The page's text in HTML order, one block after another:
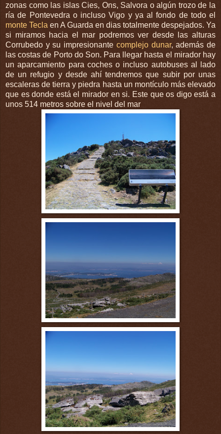
zonas como las islas Cies, Ons, Salvora o algún trozo de la
ría de Pontevedra o incluso Vigo y ya al fondo de todo el
monte Tecla en A Guarda en dias totalmente despejados. Ya
si miramos hacia el mar podremos ver desde las alturas
Corrubedo y su impresionante complejo dunar, además de
las costas de Porto do Son. Para llegar hasta el mirador hay
un aparcamiento para coches o incluso autobuses al lado
de un refugio y desde ahí tendremos que subir por unas
escaleras de tierra y piedra hasta un montículo más elevado
que es donde está el mirador en si. Este que os digo está a
unos 514 metros sobre el nivel del mar